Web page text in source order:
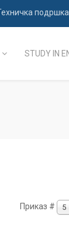
подршка
STUDY IN
Приказ # 5